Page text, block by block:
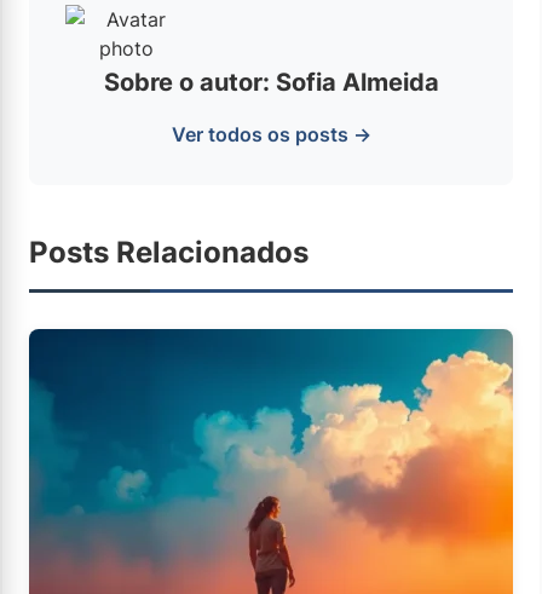
Sobre o autor: Sofia Almeida
Ver todos os posts →
Posts Relacionados